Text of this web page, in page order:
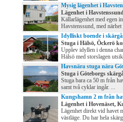
Mysig lägenhet i
Lägenhet i
Källarlägenhet med egen
Havstenssund, med
Idylliskt boende i
Stuga i Hälsö, Öckerö
Upplev idyllen i denna
Hälsö med storslagen
Havsnära stuga nära
Stuga i Göteborgs
Stuga bara ca 50 m från
samt två cyklar ingår. ...
Kungshamn 2 m från
Lägenhet i Hovenäset,
Lägenhet direkt vid havet
västläge. Du har hela